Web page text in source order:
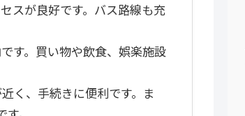
スが良好です。バス路線も充
す。買い物や飲食、娯楽施設
く、手続きに便利です。ま